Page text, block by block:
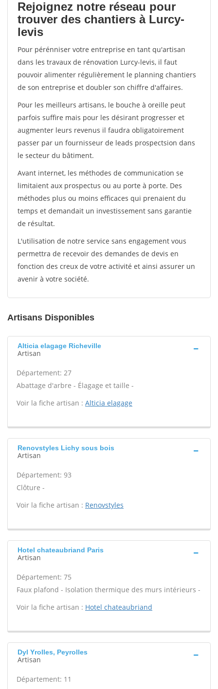
Rejoignez notre réseau pour
trouver des chantiers à Lurcy-
levis
Pour pérénniser votre entreprise en tant qu'artisan
dans les travaux de rénovation Lurcy-levis, il faut
pouvoir alimenter régulièrement le planning chantiers
de son entreprise et doubler son chiffre d'affaires.
Pour les meilleurs artisans, le bouche à oreille peut
parfois suffire mais pour les désirant progresser et
augmenter leurs revenus il faudra obligatoirement
passer par un fournisseur de leads prospectsion dans
le secteur du bâtiment.
Avant internet, les méthodes de communication se
limitaient aux prospectus ou au porte à porte. Des
méthodes plus ou moins efficaces qui prenaient du
temps et demandait un investissement sans garantie
de résultat.
L'utilisation de notre service sans engagement vous
permettra de recevoir des demandes de devis en
fonction des creux de votre activité et ainsi assurer un
avenir à votre société.
Artisans Disponibles
Alticia elagage Richeville
Artisan
Département: 27
Abattage d'arbre - Élagage et taille -
Voir la fiche artisan : Alticia elagage
Renovstyles Lichy sous bois
Artisan
Département: 93
Clôture -
Voir la fiche artisan : Renovstyles
Hotel chateaubriand Paris
Artisan
Département: 75
Faux plafond - Isolation thermique des murs intérieurs -
Voir la fiche artisan : Hotel chateaubriand
Dyl Yrolles, Peyrolles
Artisan
Département: 11